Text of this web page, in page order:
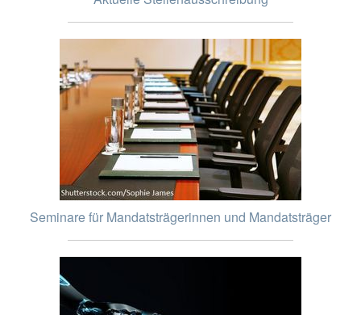
Seminare für Mandatsträgerinnen und Mandatsträger